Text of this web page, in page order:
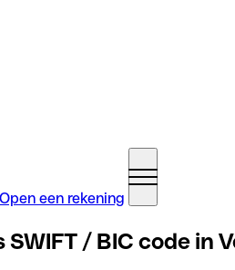
Open een rekening
/ BIC code in